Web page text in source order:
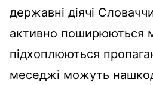
державні діячі
активно поширюються
підхоплюються
меседжі можуть